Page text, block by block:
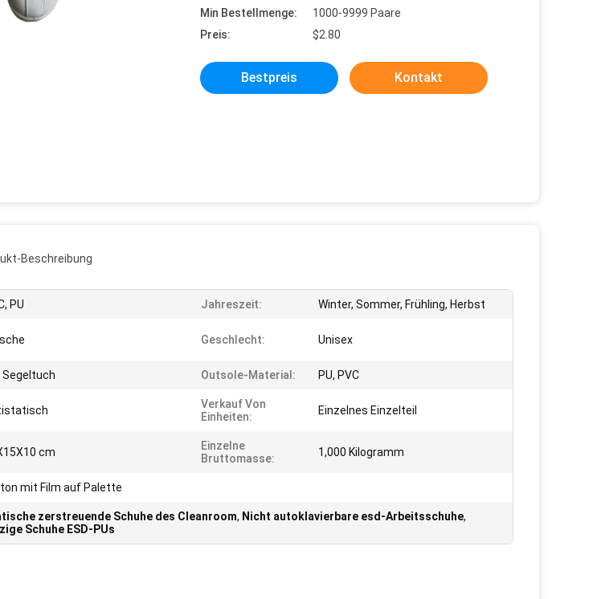
Min Bestellmenge:
1000-9999 Paare
Preis:
$2.80
Bestpreis Kontakt
Beschreibung
PU Jahreszeit: Winter, Sommer, Frühling, Herbst
Geschlecht: Unisex
Segeltuch Outsole-Material: PU, PVC
Verkauf Von
Einheiten:
Einzelnes Einzelteil
cm
Einzelne
Bruttomasse:
1,000 Kilogramm
mit Film auf Palette
zerstreuende Schuhe des Cleanroom, Nicht autoklavierbare esd-Arbeitsschuhe,
Schuhe ESD-PUs